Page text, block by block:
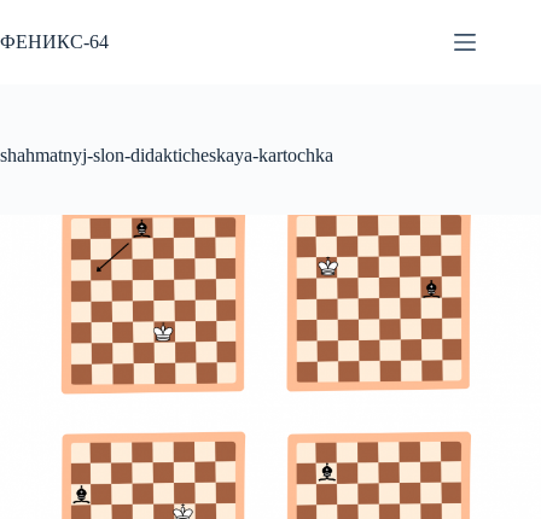
к
сути
ФЕНИКС-64
shahmatnyj-slon-didakticheskaya-kartochka